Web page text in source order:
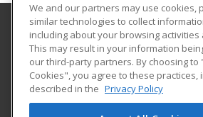
Pueblo Community College
Community Education
900 West Orman Avenue, GC
Pueblo, CO 81004 US
We and our partners may use cookies,
similar technologies to collect
including about your browsing activities
This may result in your information
our third-party partners. By choosing to
Cookies", you agree to these practices,
described in the Privacy Policy